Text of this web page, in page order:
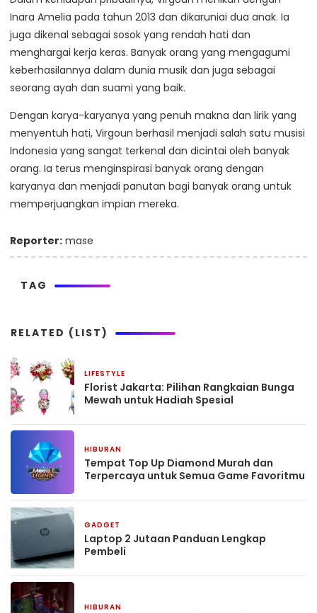
Inara Amelia pada tahun 2013 dan dikaruniai dua anak. Ia
juga dikenal sebagai sosok yang rendah hati dan
menghargai kerja keras. Banyak orang yang mengagumi
keberhasilannya dalam dunia musik dan juga sebagai
seorang ayah dan suami yang baik.
Dengan karya-karyanya yang penuh makna dan lirik yang
menyentuh hati, Virgoun berhasil menjadi salah satu musisi
Indonesia yang sangat terkenal dan dicintai oleh banyak
orang. Ia terus menginspirasi banyak orang dengan
karyanya dan menjadi panutan bagi banyak orang untuk
memperjuangkan impian mereka.
Reporter: mase
TAG
RELATED (LIST)
LIFESTYLE
Florist Jakarta: Pilihan Rangkaian Bunga
Mewah untuk Hadiah Spesial
HIBURAN
Tempat Top Up Diamond Murah dan
Terpercaya untuk Semua Game Favoritmu
GADGET
Laptop 2 Jutaan Panduan Lengkap
Pembeli
HIBURAN